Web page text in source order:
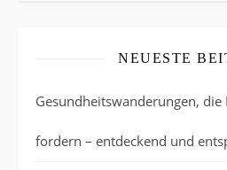
NEUESTE
Gesundheitswanderungen,
fordern – entdeckend und